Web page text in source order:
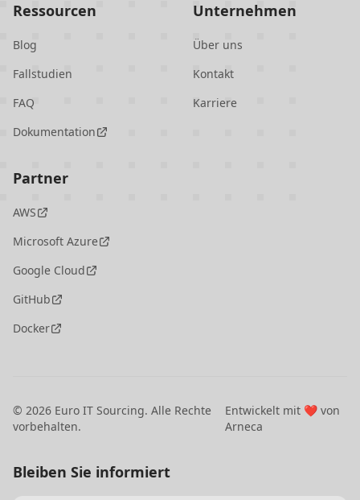
Ressourcen
Blog
Fallstudien
FAQ
Dokumentation
Unternehmen
Über uns
Kontakt
Karriere
Partner
AWS
Microsoft Azure
Google Cloud
GitHub
Docker
© 2026 Euro IT Sourcing. Alle Rechte
vorbehalten.
Entwickelt mit ❤️ von
Arneca
Bleiben Sie informiert